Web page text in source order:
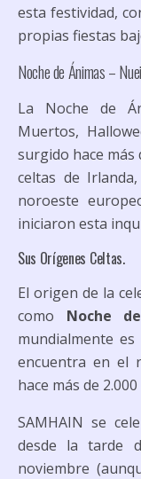
esta festividad,
propias fiestas
Noche de Ánimas –
La Noche de
Muertos,
surgido hace más
celtas de
noroeste
iniciaron esta
Sus Orígenes Celtas.
El origen de la
como
Noche
mundialmente
encuentra en el
hace más de
SAMHAIN se
desde la tarde
noviembre